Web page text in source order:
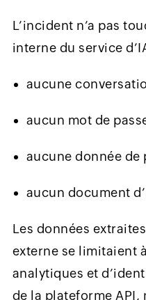
L’incident n’a pas
interne du service
aucune
aucun mot de
aucune donnée de
aucun document
Les données
externe se limitaient
analytiques et
de la plateforme API,